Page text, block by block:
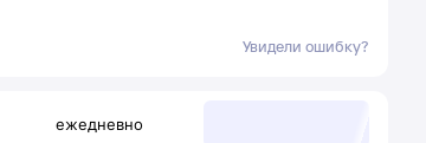
Увидели ошибку?
ежедневно